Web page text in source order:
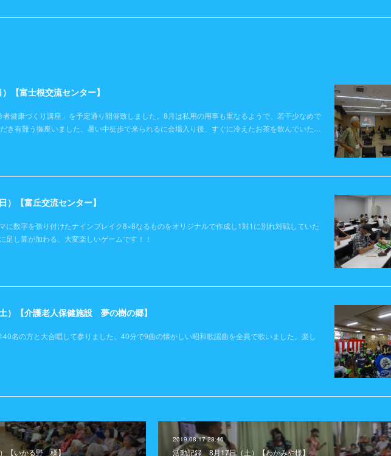
【富士根交流センター】
健康づくり講座」を予定通り開催致しました。8月は私用の用事も重なるようで、若干少なめで
き有難う御座いました。暑い中徒歩で来られるに会場入り後、すぐに冷えたお茶を飲んでいた…
）【富丘交流センター】
に数字を張り付けたナインブレイク8×8なるものをオリジナルで作成し1対1に別れ対戦していた
足し算が加わる、大変楽しいゲームです！！
）【介護老人保健施設 夢の樹の郷】
名の方と大合唱して参りました。40分で9曲の懐かしい昭和歌謡曲を全員で歌いました。楽し
【いかる野 様】
2019.08.17 23:46
活動記録 8月17日（土）【わかみや様】